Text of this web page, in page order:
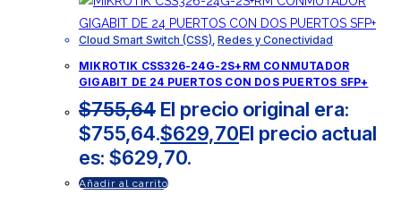
Cloud Smart Switch (CSS), Redes y Conectividad
MIKROTIK CSS326-24G-2S+RM CONMUTADOR
GIGABIT DE 24 PUERTOS CON DOS PUERTOS SFP+
$755,64 El precio original era:
$755,64.$629,70El precio actual
es: $629,70.
Añadir al carrito